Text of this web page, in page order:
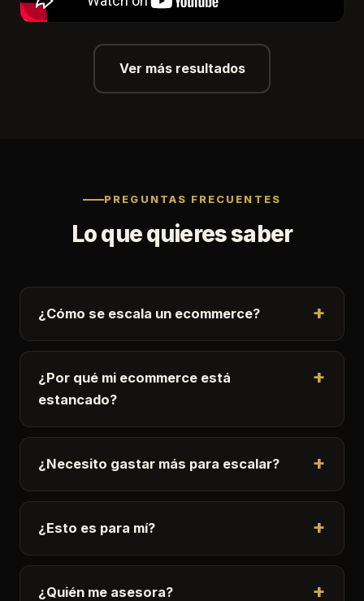
Ver más resultados
PREGUNTAS FRECUENTES
Lo que quieres saber
¿Cómo se escala un ecommerce?
¿Por qué mi ecommerce está
estancado?
¿Necesito gastar más para escalar?
¿Esto es para mí?
¿Quién me asesora?